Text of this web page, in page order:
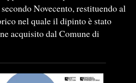
Novecento, restituendo al
nel quale il dipinto è stato
acquisito dal Comune di